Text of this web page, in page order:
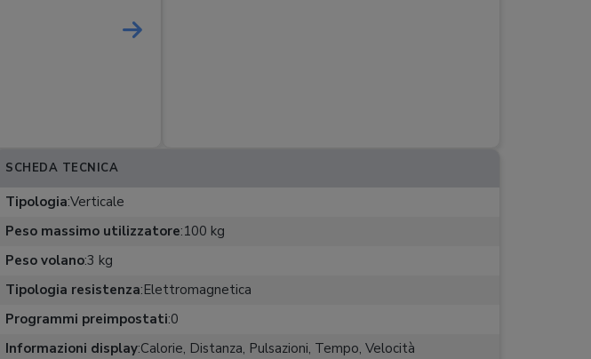
SCHEDA TECNICA
Tipologia:Verticale
Peso massimo utilizzatore:100 kg
Peso volano:3 kg
Tipologia resistenza:Elettromagnetica
Programmi preimpostati:0
Informazioni display:Calorie, Distanza, Pulsazioni, Tempo, Velocità